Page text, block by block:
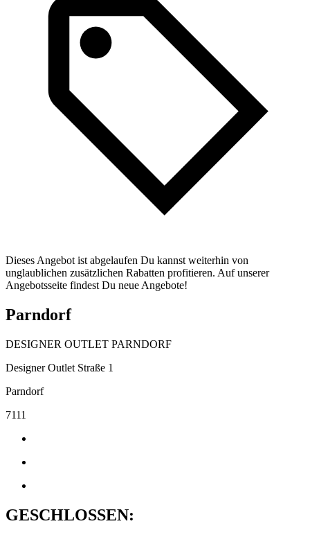
Dieses Angebot ist abgelaufen Du kannst weiterhin von
unglaublichen zusätzlichen Rabatten profitieren. Auf unserer
Angebotsseite findest Du neue Angebote!
Parndorf
DESIGNER OUTLET PARNDORF
Designer Outlet Straße 1
Parndorf
7111
GESCHLOSSEN: